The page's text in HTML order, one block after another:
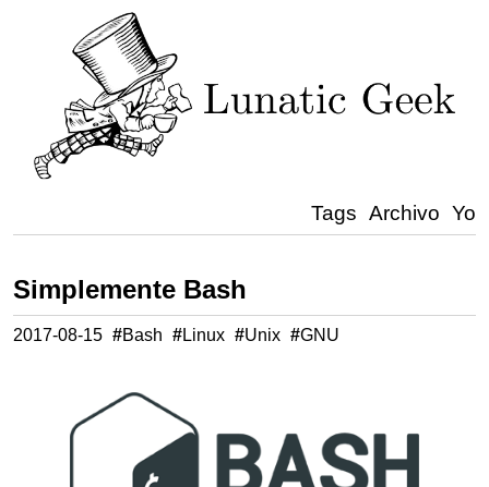
Tags Archivo Yo
Simplemente Bash
2017-08-15 #Bash #Linux #Unix #GNU